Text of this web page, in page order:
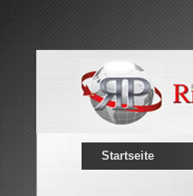
Startseite